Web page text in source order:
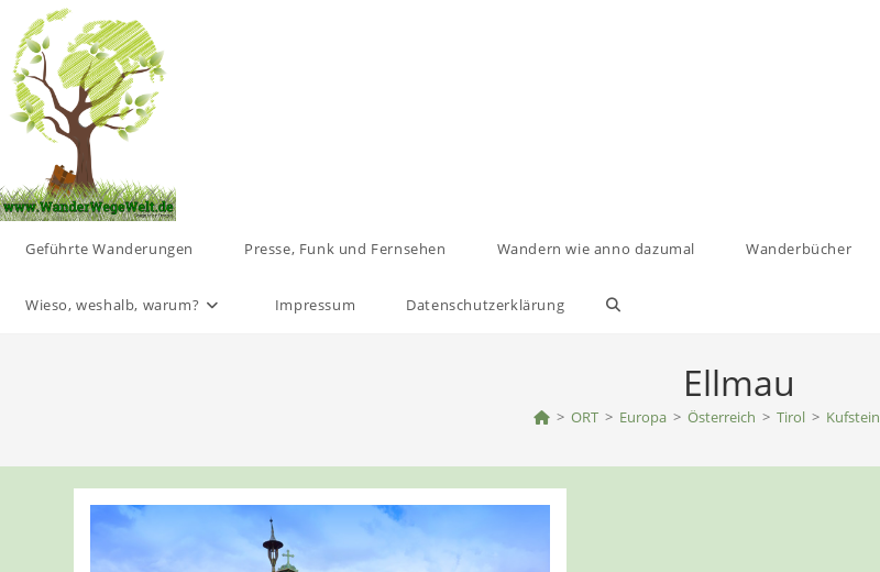
Inhalt
springen
Geführte Wanderungen Presse, Funk und Fernsehen Wandern wie anno dazumal Wanderbücher
Wieso, weshalb, warum? Impressum Datenschutzerklärung Website-
umschalten
Ellmau
> ORT > Europa > Österreich > Tirol > Kufstein